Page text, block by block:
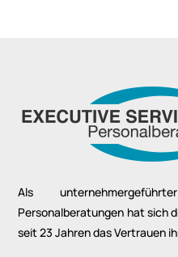
Als
Personalberatungen hat sich
seit 23 Jahren das Vertrauen